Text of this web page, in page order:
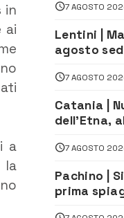
in
ai
a
la
lavoro. Il
alla società
7 AGOSTO
Lentini |
agosto
7 AGOSTO
Catania |
dell’Etna,
dirottati
7 AGOSTO
Pachino |
prima